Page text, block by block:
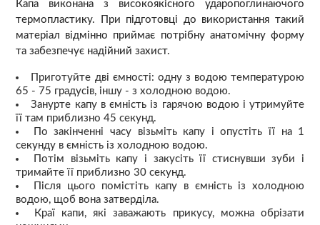
Капа виконана з високоякісного ударопоглинаючого
термопластику. При підготовці до використання такий
матеріал відмінно приймає потрібну анатомічну форму
та забезпечує надійний захист.
Приготуйте дві ємності: одну з водою температурою
65 - 75 градусів, іншу - з холодною водою.
Занурте капу в ємність із гарячою водою і утримуйте
її там приблизно 45 секунд.
По закінченні часу візьміть капу і опустіть її на 1
секунду в ємність із холодною водою.
Потім візьміть капу і закусіть її стиснувши зуби і
тримайте її приблизно 30 секунд.
Після цього помістіть капу в ємність із холодною
водою, щоб вона затверділа.
Краї капи, які заважають прикусу, можна обрізати